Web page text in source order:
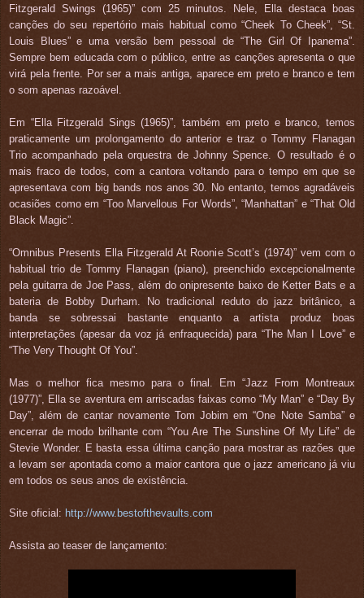
Fitzgerald Swings (1965)” com 25 minutos. Nele, Ella destaca boas
canções do seu repertório mais habitual como “Cheek To Cheek”, “St.
Louis Blues” e uma versão bem pessoal de “The Girl Of Ipanema”.
Sempre bem educada com o público, entre as canções apresenta o que
virá pela frente. Por ser a mais antiga, aparece em preto e branco e tem
o som apenas razoável.
Em “Ella Fitzgerald Sings (1965)”, também em preto e branco, temos
praticamente um prolongamento do anterior e traz o Tommy Flanagan
Trio acompanhado pela orquestra de Johnny Spence. O resultado é o
mais fraco de todos, com a cantora voltando para o tempo em que se
apresentava com big bands nos anos 30. No entanto, temos agradáveis
ocasiões como em “Too Marvellous For Words”, “Manhattan” e “That Old
Black Magic”.
“Omnibus Presents Ella Fitzgerald At Roonie Scott’s (1974)” vem com o
habitual trio de Tommy Flanagan (piano), preenchido excepcionalmente
pela guitarra de Joe Pass, além do onipresente baixo de Ketter Bats e a
bateria de Bobby Durham. No tradicional reduto do jazz britânico, a
banda se sobressai bastante enquanto a artista produz boas
interpretações (apesar da voz já enfraquecida) para “The Man I Love” e
“The Very Thought Of You”.
Mas o melhor fica mesmo para o final. Em “Jazz From Montreaux
(1977)”, Ella se aventura em arriscadas faixas como “My Man” e “Day By
Day”, além de cantar novamente Tom Jobim em “One Note Samba” e
encerrar de modo brilhante com “You Are The Sunshine Of My Life” de
Stevie Wonder. E basta essa última canção para mostrar as razões que
a levam ser apontada como a maior cantora que o jazz americano já viu
em todos os seus anos de existência.
Site oficial: http://www.bestofthevaults.com
Assista ao teaser de lançamento: